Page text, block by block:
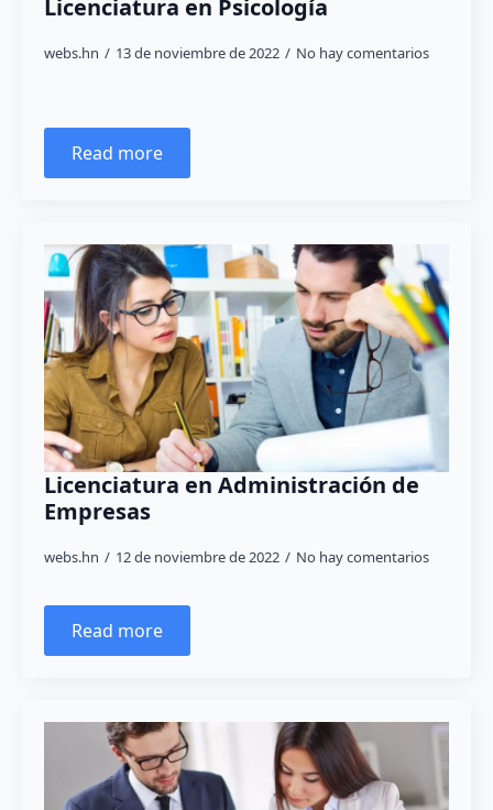
Licenciatura en Psicología
webs.hn 13 de noviembre de 2022 No hay comentarios
Read more
Licenciatura en Administración de
Empresas
webs.hn 12 de noviembre de 2022 No hay comentarios
Read more